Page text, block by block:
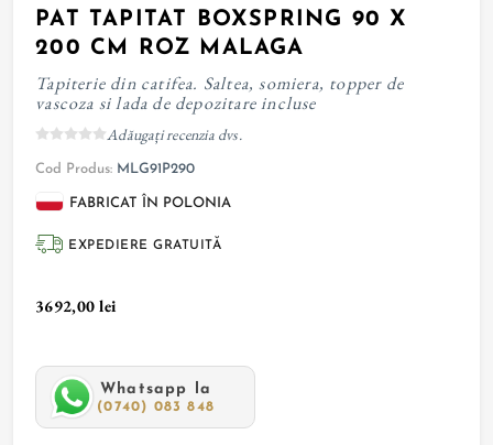
PAT TAPITAT BOXSPRING 90 X
200 CM ROZ MALAGA
Tapiterie din catifea. Saltea, somiera, topper de
vascoza si lada de depozitare incluse
Adăugați recenzia dvs.
Cod Produs: MLG91P290
FABRICAT ÎN POLONIA
EXPEDIERE GRATUITĂ
3692,00 lei
Whatsapp la
(0740) 083 848